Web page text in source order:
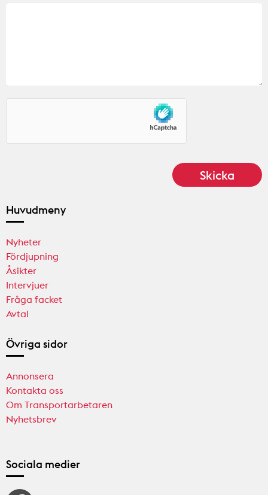
Huvudmeny
Nyheter
Fördjupning
Åsikter
Intervjuer
Fråga facket
Avtal
Övriga sidor
Annonsera
Kontakta oss
Om Transportarbetaren
Nyhetsbrev
Sociala medier